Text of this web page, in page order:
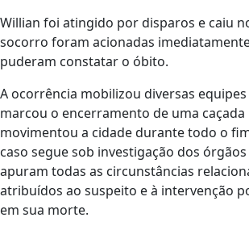
Willian foi atingido por disparos e caiu
socorro foram acionadas
puderam constatar o óbito.
A ocorrência mobilizou diversas
marcou o encerramento de uma
movimentou a cidade durante todo o
caso segue sob investigação dos
apuram todas as circunstâncias
atribuídos ao suspeito e à intervenção
em sua morte.